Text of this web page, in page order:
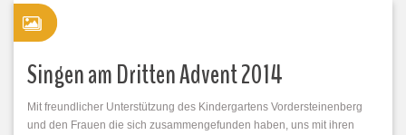
Singen am Dritten Advent 2014
Mit freundlicher Unterstützung des Kindergartens Vordersteinenberg
und den Frauen die sich zusammengefunden haben, uns mit ihren